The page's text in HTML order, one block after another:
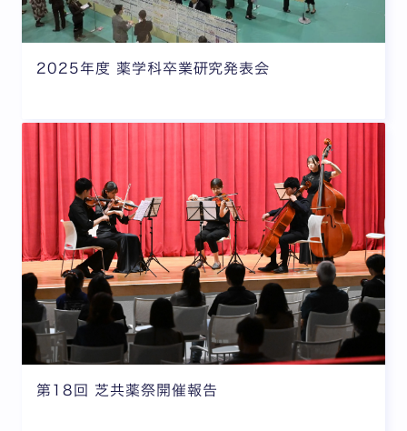
2025年度 薬学科卒業研究発表会
第18回 芝共薬祭開催報告